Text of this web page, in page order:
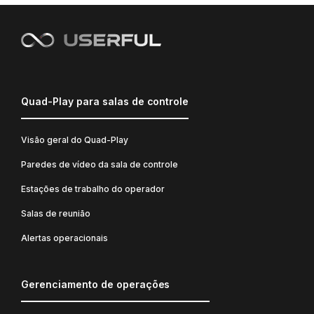
Quad-Play para salas de controle
Visão geral do Quad-Play
Paredes de vídeo da sala de controle
Estações de trabalho do operador
Salas de reunião
Alertas operacionais
Gerenciamento de operações